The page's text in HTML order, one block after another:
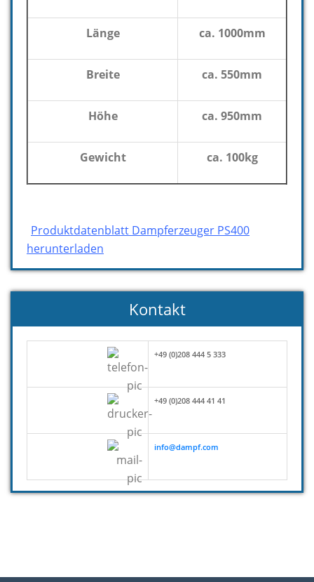
Länge ca. 1000mm
Breite ca. 550mm
Höhe ca. 950mm
Gewicht ca. 100kg
Produktdatenblatt Dampferzeuger PS400
herunterladen
Kontakt
+49 (0)208 444 5 333
+49 (0)208 444 41 41
info@dampf.com